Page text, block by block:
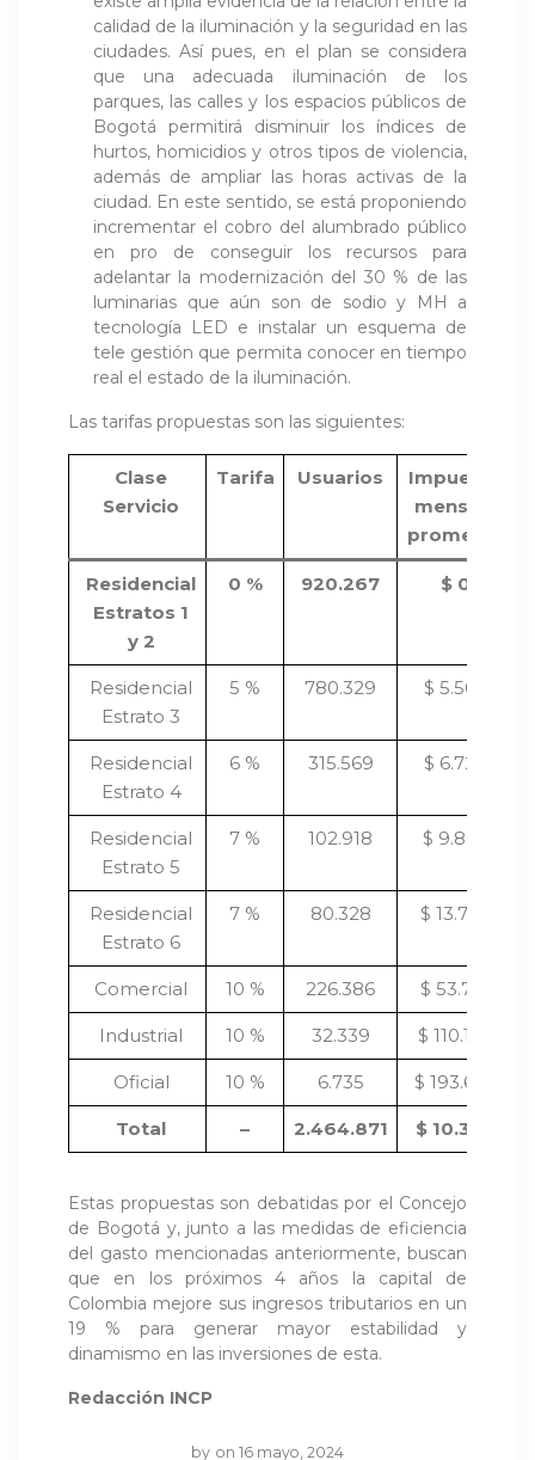
calidad de la iluminación y la seguridad en las
ciudades. Así pues, en el plan se considera
que una adecuada iluminación de los
parques, las calles y los espacios públicos de
Bogotá permitirá disminuir los índices de
hurtos, homicidios y otros tipos de violencia,
además de ampliar las horas activas de la
ciudad. En este sentido, se está proponiendo
incrementar el cobro del alumbrado público
en pro de conseguir los recursos para
adelantar la modernización del 30 % de las
luminarias que aún son de sodio y MH a
tecnología LED e instalar un esquema de
tele gestión que permita conocer en tiempo
real el estado de la iluminación.
Las tarifas propuestas son las siguientes:
Clase
Servicio
Tarifa Usuarios
Impuesto
mensual
promedio
Residencial
Estratos 1
y 2
0 % 920.267 $ 0
Residencial
Estrato 3
5 % 780.329 $ 5.503
Residencial
Estrato 4
6 % 315.569 $ 6.729
Residencial
Estrato 5
7 % 102.918 $ 9.863
Residencial
Estrato 6
7 % 80.328 $ 13.757
Comercial 10 % 226.386 $ 53.716
Industrial 10 % 32.339 $ 110.173
Oficial 10 % 6.735 $ 193.664
Total – 2.464.871 $ 10.372
Estas propuestas son debatidas por el Concejo
de Bogotá y, junto a las medidas de eficiencia
del gasto mencionadas anteriormente, buscan
que en los próximos 4 años la capital de
Colombia mejore sus ingresos tributarios en un
19 % para generar mayor estabilidad y
dinamismo en las inversiones de esta.
Redacción INCP
by on 16 mayo, 2024